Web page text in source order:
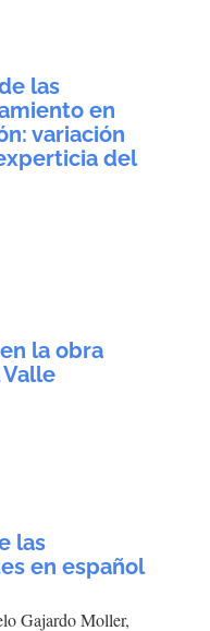
las
en
variación
del
la obra
las
en español
Gajardo Moller,